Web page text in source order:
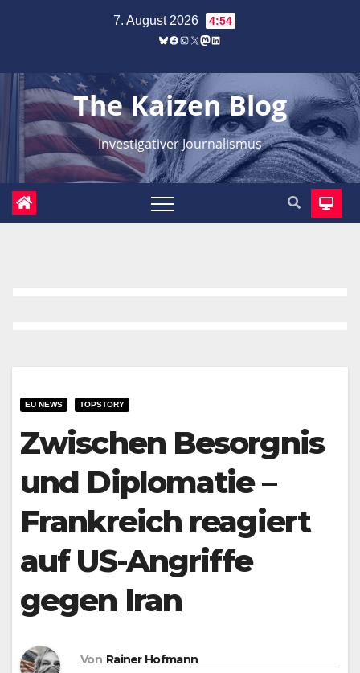
7. August 2026 4:54
Bluesky
Facebook
Instagram
X Mastodon
LinkedIn
The Kaizen Blog
Investigativer Journalismus
EU NEWS TOPSTORY
Zwischen Besorgnis
und Diplomatie –
Frankreich reagiert
auf US-Angriffe
gegen Iran
Von Rainer Hofmann